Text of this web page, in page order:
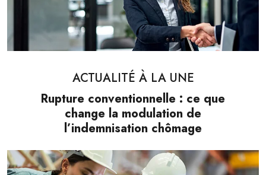
ACTUALITÉ À LA UNE
Rupture conventionnelle : ce que
change la modulation de
l’indemnisation chômage